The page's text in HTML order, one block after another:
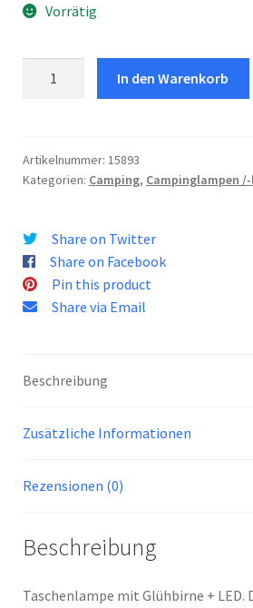
war:
€8,99€6,49.
Vorrätig
In den Warenkorb
Artikelnummer: 15893
Kategorien: Camping, Campinglampen
Share on Twitter
Share on Facebook
Pin this product
Share via Email
Beschreibung
Zusätzliche Informationen
Rezensionen (0)
Beschreibung
Taschenlampe mit Glühbirne + LED.